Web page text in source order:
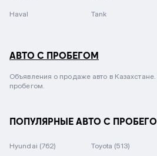
Haval Tank
АВТО С ПРОБЕГОМ
Объявления о продаже авто в
пробегом.
ПОПУЛЯРНЫЕ АВТО С
Hyundai (762) Toyota (513)